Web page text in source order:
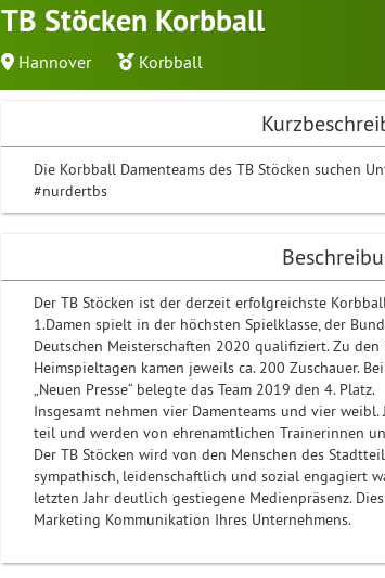
TB Stöcken Korbball
Hannover Korbball
Die Korbball Damenteams des TB Stöcken suchen
#nurdertbs
Der TB Stöcken ist der derzeit erfolgreichste
1.Damen spielt in der höchsten Spielklasse, der
Deutschen Meisterschaften 2020 qualifiziert. Zu
Heimspieltagen kamen jeweils ca. 200 Zuschauer.
„Neuen Presse“ belegte das Team 2019 den 4. Platz.
Insgesamt nehmen vier Damenteams und vier
teil und werden von ehrenamtlichen Trainerinnen
Der TB Stöcken wird von den Menschen des
sympathisch, leidenschaftlich und sozial engagiert
letzten Jahr deutlich gestiegene Medienpräsenz.
Marketing Kommunikation Ihres Unternehmens.